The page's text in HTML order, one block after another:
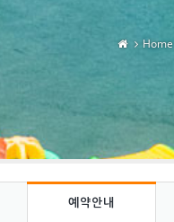
Home
예약안내